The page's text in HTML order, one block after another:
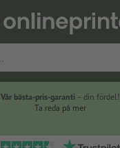
Vår bästa-pris-garanti – din fördel!
Ta reda på mer